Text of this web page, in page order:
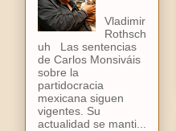
Vladimir
Rothsch
uh Las sentencias
de Carlos Monsiváis
sobre la
partidocracia
mexicana siguen
vigentes. Su
actualidad se manti...